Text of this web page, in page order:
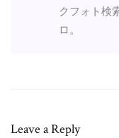
クフォト検
ロ。
Leave a Reply